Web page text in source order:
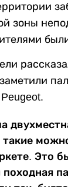
зоны
такие
Это